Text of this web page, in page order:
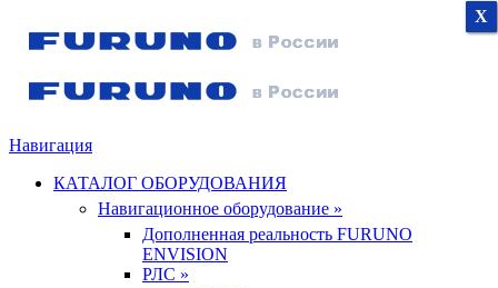
Навигация
КАТАЛОГ ОБОРУДОВАНИЯ
Навигационное оборудование »
Дополненная реальность FURUNO
ENVISION
РЛС »
X
X
X